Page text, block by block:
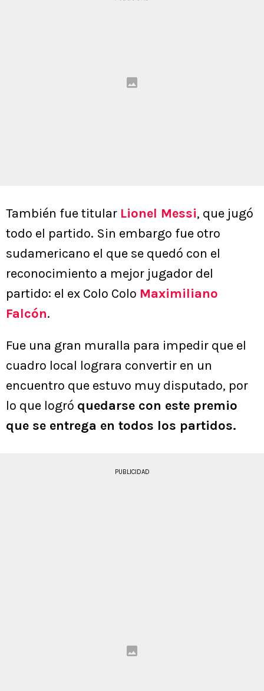
También fue titular Lionel Messi, que jugó
todo el partido. Sin embargo fue otro
sudamericano el que se quedó con el
reconocimiento a mejor jugador del
partido: el ex Colo Colo Maximiliano
Falcón.
Fue una gran muralla para impedir que el
cuadro local lograra convertir en un
encuentro que estuvo muy disputado, por
lo que logró quedarse con este premio
que se entrega en todos los partidos.
PUBLICIDAD